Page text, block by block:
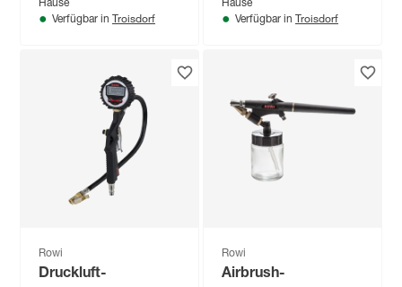
Hause
Verfügbar in Troisdorf
Hause
Verfügbar in Troisdorf
Rowi
Druckluft-
Rowi
Airbrush-